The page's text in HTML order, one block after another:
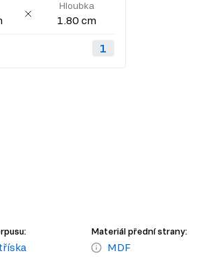
Hloubka
1.80 cm
Materiál přední strany:
MDF